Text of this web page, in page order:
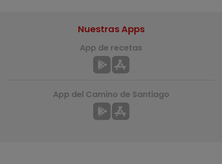
Nuestras Apps
App de recetas
App del Camino de Santiago